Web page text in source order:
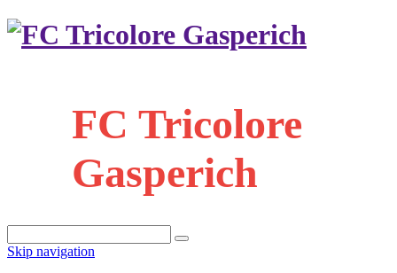
FC Tricolore
Gasperich
Skip navigation